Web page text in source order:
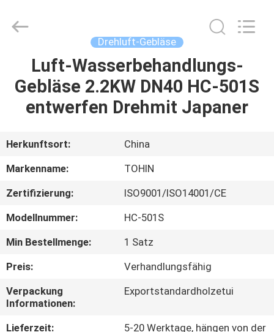
HAUS
PRODUKTE
VIDEOS
UNS
FABRIK-
AUSFLUG
QUALITÄTSKONTROLLE
Machine
(Jiangsu)
Drehluft-Gebläse
Luft-Wasserbehandlungs-
Gebläse 2.2KW DN40 HC-501S
entwerfen Drehmit Japaner
Herkunftsort:
China
Markenname:
TOHIN
Zertifizierung:
ISO9001/ISO14001/CE
Modellnummer:
HC-501S
Min Bestellmenge:
1 Satz
Preis:
Verhandlungsfähig
Verpackung
Informationen:
Exportstandardholzetui
Lieferzeit:
5-20 Werktage, hängen von der